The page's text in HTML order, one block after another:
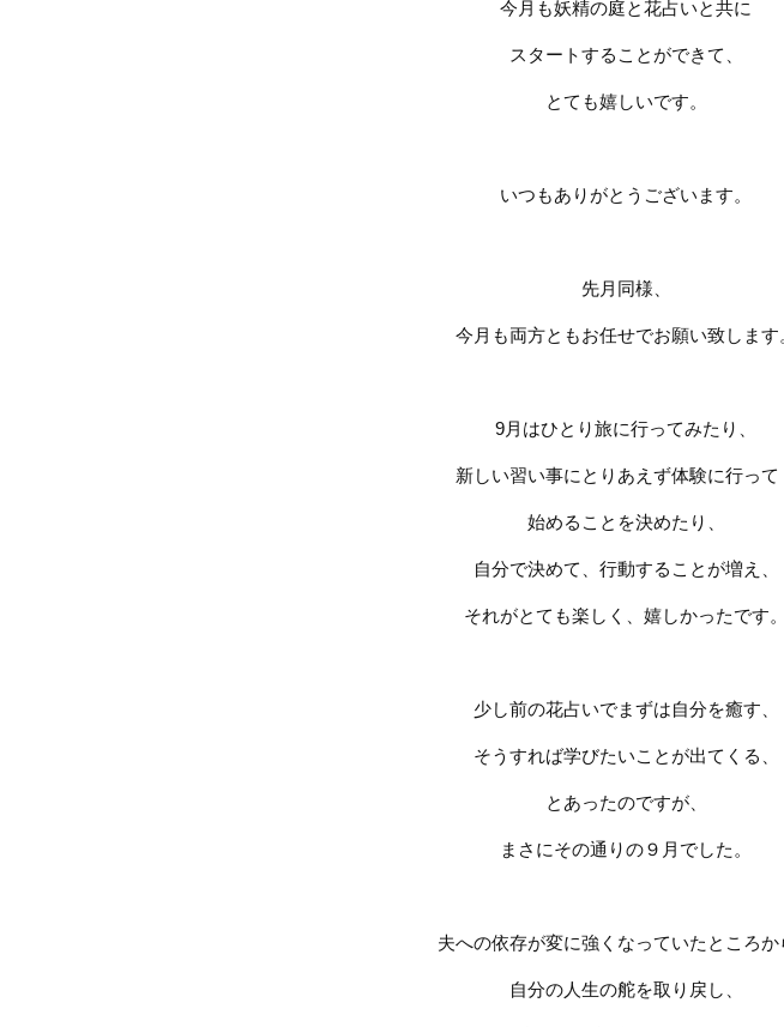
今月も妖精の庭と花占いと共に
スタートすることができて、
とても嬉しいです。
いつもありがとうございます。
先月同様、
今月も両方ともお任せでお願い致します
9月はひとり旅に行ってみたり、
新しい習い事にとりあえず体験に行って
始めることを決めたり、
自分で決めて、行動することが増え、
それがとても楽しく、嬉しかったです。
少し前の花占いでまずは自分を癒す、
そうすれば学びたいことが出てくる、
とあったのですが、
まさにその通りの９月でした。
夫への依存が変に強くなっていたところか
自分の人生の舵を取り戻し、